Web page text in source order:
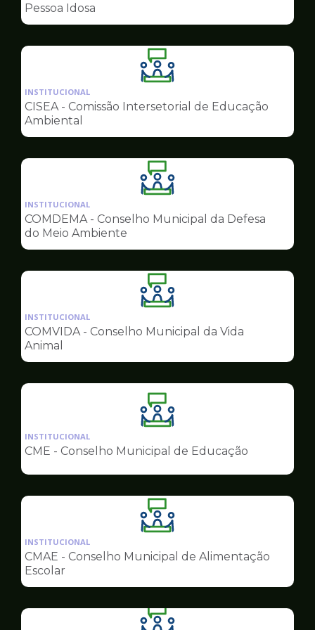
Conselhos
Pessoa Idosa
Ilustração
da
pagina
Conselhos
INSTITUCIONAL
CISEA - Comissão Intersetorial de Educação
Ambiental
Ilustração
da
pagina
Conselhos
INSTITUCIONAL
COMDEMA - Conselho Municipal da Defesa
do Meio Ambiente
Ilustração
da
pagina
Conselhos
INSTITUCIONAL
COMVIDA - Conselho Municipal da Vida
Animal
Ilustração
da
pagina
Conselhos
INSTITUCIONAL
CME - Conselho Municipal de Educação
Ilustração
da
pagina
Conselhos
INSTITUCIONAL
CMAE - Conselho Municipal de Alimentação
Escolar